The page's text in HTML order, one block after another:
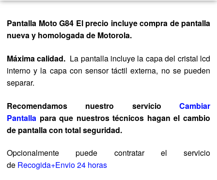
Pantalla Moto G84 El precio incluye compra de pantalla
nueva y homologada de Motorola.
Máxima calidad. La pantalla incluye la capa del cristal lcd
interno y la capa con sensor táctil externa, no se pueden
separar.
Recomendamos nuestro servicio Cambiar
Pantalla para que nuestros técnicos hagan el cambio
de pantalla con total seguridad.
Opcionalmente puede contratar el servicio
de Recogida+Envio 24 horas